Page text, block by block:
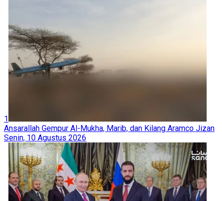
1
Ansarallah Gempur Al-Mukha, Marib, dan Kilang Aramco Jizan
Senin, 10 Agustus 2026